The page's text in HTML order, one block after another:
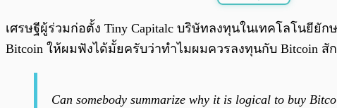
พร้อมเล่น
เศรษฐีผู้ร่วมก่อตั้ง Tiny Capitalc บริษัทลงทุนในเทคโลโนยียั
Bitcoin ให้ผมฟังได้มั้ยครับว่าทำไมผมควรลงทุนกับ Bitcoin สั
Can somebody summarize why it is logical to buy